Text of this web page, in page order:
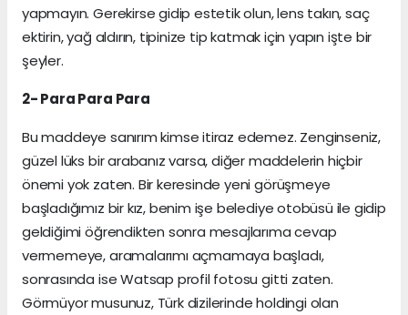
yapmayın. Gerekirse gidip estetik olun, lens takın, saç
ektirin, yağ aldırın, tipinize tip katmak için yapın işte bir
şeyler.
2- Para Para Para
Bu maddeye sanırım kimse itiraz edemez. Zenginseniz,
güzel lüks bir arabanız varsa, diğer maddelerin hiçbir
önemi yok zaten. Bir keresinde yeni görüşmeye
başladığımız bir kız, benim işe belediye otobüsü ile gidip
geldiğimi öğrendikten sonra mesajlarıma cevap
vermemeye, aramalarımı açmamaya başladı,
sonrasında ise Watsap profil fotosu gitti zaten.
Görmüyor musunuz, Türk dizilerinde holdingi olan